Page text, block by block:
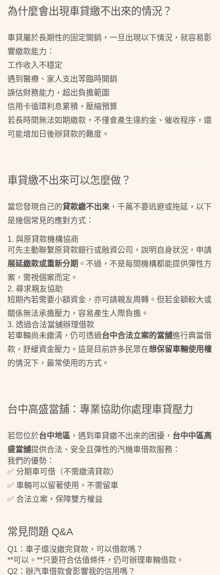
為什麼會出現車貸繳不出來的情況？
車貸屬於長期性的固定開銷，一旦出現以下情況，就容易影
響繳款能力：
工作收入不穩定
遇到醫療、家人支出等臨時開銷
誤估財務能力，超出負擔範圍
信用卡循環利息累積，壓縮預算
若長時間無法如期繳款，不僅會產生違約金、催收程序，還
可能增加日後辦貸款的難度。
車貸繳不出來可以怎麼做？
當您發現自己的貸款繳不出來 ，千萬不要逃避或拖延，以下
是幾個常見的應對方式：
1. 與原貸款機構協商
可先主動聯繫原貸款銀行或融資公司，說明自身狀況，申請
展延繳款或重新分期 。不過，不是每間機構都能提供彈性方
案，需視個案而定。
2. 尋求親友協助
短期內若需要小額資金，亦可請親友周轉。但若金額較大或
關係無法承擔壓力，容易產生人際負擔。
3. 透過合法當舖辦理借款
若車輛尚未繳清，仍可透過台中合法立案的當舖進行典當借
款，舒緩資金壓力。這是目前許多民眾在想保留車輛使用權
的情況下，最常使用的方式。
台中高盛當舖：專業協助你處理車貸壓力
若您位於台中地區 ，遇到車貸繳不出來的困擾， 台中中區高
盛當舖提供合法、安全且彈性的汽機車借款服務：
我們的優勢：
✅ 分期車可借（不需繳清貸款）
✅ 車輛可以留著使用，不需留車
✅ 合法立案，保障雙方權益
常見問題 Q&A
Q1：車子還沒繳完貸款，可以借款嗎？
**可以。**只要符合估值條件，仍可辦理車輛借款。
Q2：辦汽車借款會影響我的信用嗎？